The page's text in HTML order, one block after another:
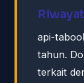
api-
tahun.
terkait